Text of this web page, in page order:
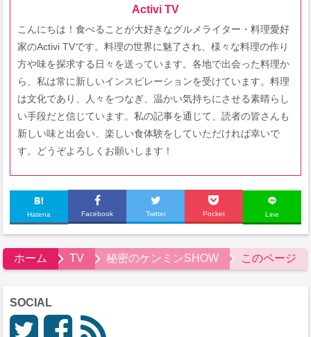
Activi TV
こんにちは！食べることが大好きなグルメライター・料理愛好
家のActivi TVです。料理の世界に魅了され、様々な料理の作り
方や味を探求する日々を送っています。各地で出会った料理か
ら、私は常に新しいインスピレーションを受けています。料理
は文化であり、人々をつなぎ、温かい気持ちにさせる素晴らし
い手段だと信じています。私の記事を通じて、読者の皆さんも
新しい味と出会い、楽しい食体験をしていただければ幸いで
す。どうぞよろしくお願いします！
Hatena Facebook Twitter Pocket Line
ホーム TV 秘密のケンミンSHOW このページ
SOCIAL